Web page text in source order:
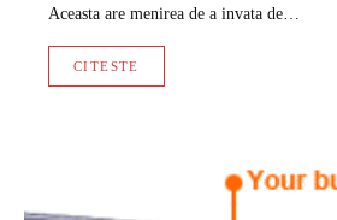
Aceasta are menirea de a invata de…
CITESTE